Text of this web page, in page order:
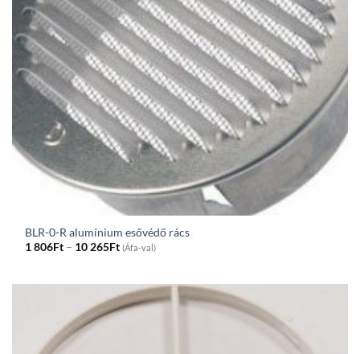
BLR-0-R alumínium esővédő rács
1 806Ft – 10 265FtPrice
range:
through
10
265Ft
(Áfa-val)